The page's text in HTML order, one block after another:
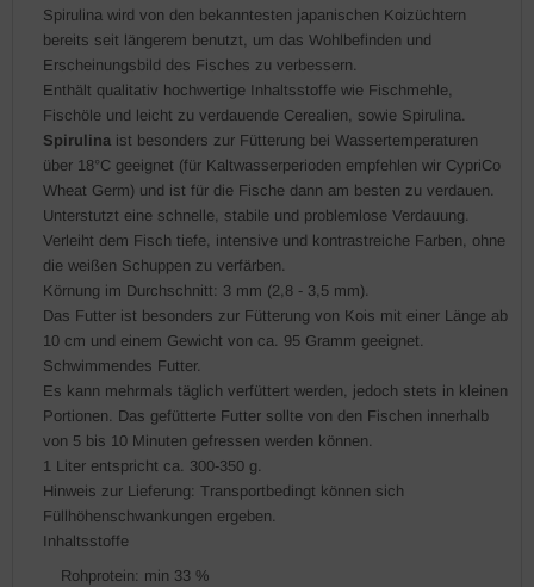
Spirulina wird von den bekanntesten japanischen Koizüchtern
bereits seit längerem benutzt, um das Wohlbefinden und
Erscheinungsbild des Fisches zu verbessern.
Enthält qualitativ hochwertige Inhaltsstoffe wie Fischmehle,
Fischöle und leicht zu verdauende Cerealien, sowie Spirulina.
Spirulina ist besonders zur Fütterung bei Wassertemperaturen
über 18°C geeignet (für Kaltwasserperioden empfehlen wir CypriCo
Wheat Germ) und ist für die Fische dann am besten zu verdauen.
Unterstutzt eine schnelle, stabile und problemlose Verdauung.
Verleiht dem Fisch tiefe, intensive und kontrastreiche Farben, ohne
die weißen Schuppen zu verfärben.
Körnung im Durchschnitt: 3 mm (2,8 - 3,5 mm).
Das Futter ist besonders zur Fütterung von Kois mit einer Länge ab
10 cm und einem Gewicht von ca. 95 Gramm geeignet.
Schwimmendes Futter.
Es kann mehrmals täglich verfüttert werden, jedoch stets in kleinen
Portionen. Das gefütterte Futter sollte von den Fischen innerhalb
von 5 bis 10 Minuten gefressen werden können.
1 Liter entspricht ca. 300-350 g.
Hinweis zur Lieferung: Transportbedingt können sich
Füllhöhenschwankungen ergeben.
Inhaltsstoffe
Rohprotein: min 33 %